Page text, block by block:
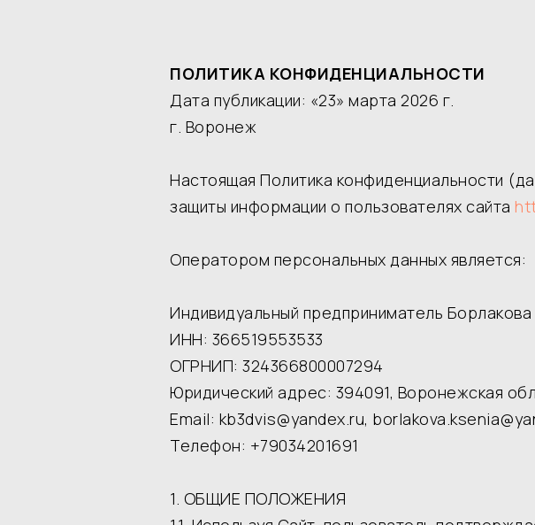
ПОЛИТИКА КОНФИДЕНЦИАЛЬНОСТИ
Дата публикации: «23» марта 2026 г.
г. Воронеж
Настоящая Политика конфиденциальности
защиты информации о пользователях сайта
Оператором персональных данных является:
Индивидуальный предприниматель
ИНН: 366519553533
ОГРНИП: 324366800007294
Юридический адрес: 394091, Воронежская
Email: kb3dvis@yandex.ru,
Телефон: +79034201691
1. ОБЩИЕ ПОЛОЖЕНИЯ